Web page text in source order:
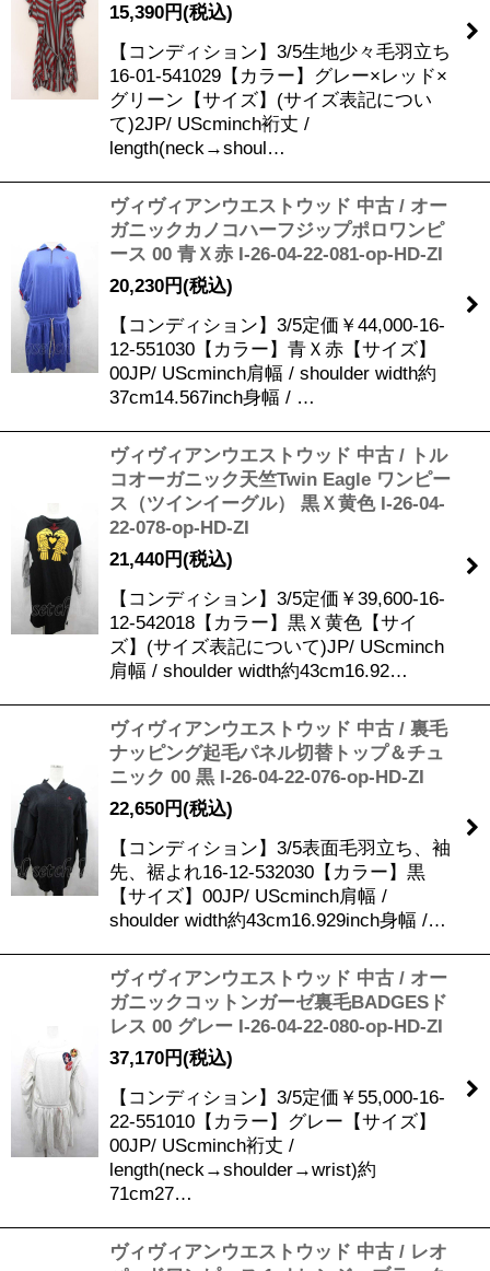
15,390円(税込)
【コンディション】3/5生地少々毛羽立ち
16-01-541029【カラー】グレー×レッド×
グリーン【サイズ】(サイズ表記につい
て)2JP/ UScminch裄丈 /
length(neck→shoul…
ヴィヴィアンウエストウッド 中古 / オー
ガニックカノコハーフジップポロワンピ
ース 00 青Ｘ赤 I-26-04-22-081-op-HD-ZI
20,230円(税込)
【コンディション】3/5定価￥44,000-16-
12-551030【カラー】青Ｘ赤【サイズ】
00JP/ UScminch肩幅 / shoulder width約
37cm14.567inch身幅 / …
ヴィヴィアンウエストウッド 中古 / トル
コオーガニック天竺Twin Eagle ワンピー
ス（ツインイーグル） 黒Ｘ黄色 I-26-04-
22-078-op-HD-ZI
21,440円(税込)
【コンディション】3/5定価￥39,600-16-
12-542018【カラー】黒Ｘ黄色【サイ
ズ】(サイズ表記について)JP/ UScminch
肩幅 / shoulder width約43cm16.92…
ヴィヴィアンウエストウッド 中古 / 裏毛
ナッピング起毛パネル切替トップ＆チュ
ニック 00 黒 I-26-04-22-076-op-HD-ZI
22,650円(税込)
【コンディション】3/5表面毛羽立ち、袖
先、裾よれ16-12-532030【カラー】黒
【サイズ】00JP/ UScminch肩幅 /
shoulder width約43cm16.929inch身幅 /…
ヴィヴィアンウエストウッド 中古 / オー
ガニックコットンガーゼ裏毛BADGESド
レス 00 グレー I-26-04-22-080-op-HD-ZI
37,170円(税込)
【コンディション】3/5定価￥55,000-16-
22-551010【カラー】グレー【サイズ】
00JP/ UScminch裄丈 /
length(neck→shoulder→wrist)約
71cm27…
ヴィヴィアンウエストウッド 中古 / レオ